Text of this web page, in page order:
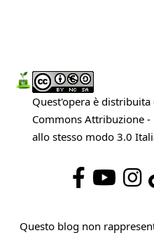
Quest'opera è distribuita
Commons Attribuzione
allo stesso modo 3.0
Questo blog non